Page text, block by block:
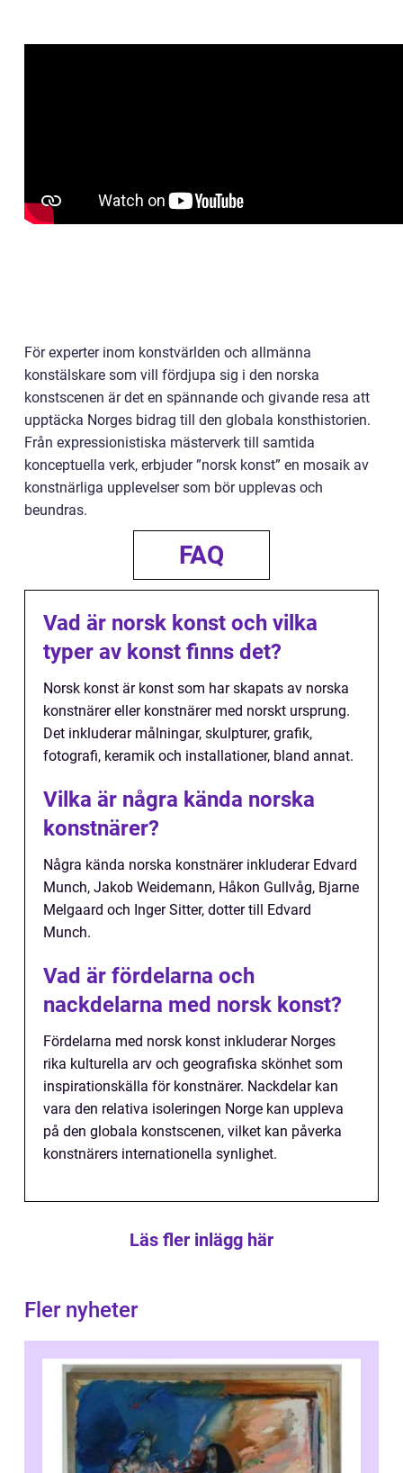
För experter inom konstvärlden och allmänna
konstälskare som vill fördjupa sig i den norska
konstscenen är det en spännande och givande resa att
upptäcka Norges bidrag till den globala konsthistorien.
Från expressionistiska mästerverk till samtida
konceptuella verk, erbjuder ”norsk konst” en mosaik av
konstnärliga upplevelser som bör upplevas och
beundras.
FAQ
Vad är norsk konst och vilka
typer av konst finns det?
Norsk konst är konst som har skapats av norska
konstnärer eller konstnärer med norskt ursprung.
Det inkluderar målningar, skulpturer, grafik,
fotografi, keramik och installationer, bland annat.
Vilka är några kända norska
konstnärer?
Några kända norska konstnärer inkluderar Edvard
Munch, Jakob Weidemann, Håkon Gullvåg, Bjarne
Melgaard och Inger Sitter, dotter till Edvard
Munch.
Vad är fördelarna och
nackdelarna med norsk konst?
Fördelarna med norsk konst inkluderar Norges
rika kulturella arv och geografiska skönhet som
inspirationskälla för konstnärer. Nackdelar kan
vara den relativa isoleringen Norge kan uppleva
på den globala konstscenen, vilket kan påverka
konstnärers internationella synlighet.
Läs fler inlägg här
Fler nyheter